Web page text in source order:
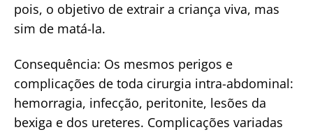
pois, o objetivo de extrair a criança viva, mas
sim de matá-la.
Consequência: Os mesmos perigos e
complicações de toda cirurgia intra-abdominal:
hemorragia, infecção, peritonite, lesões da
bexiga e dos ureteres. Complicações variadas